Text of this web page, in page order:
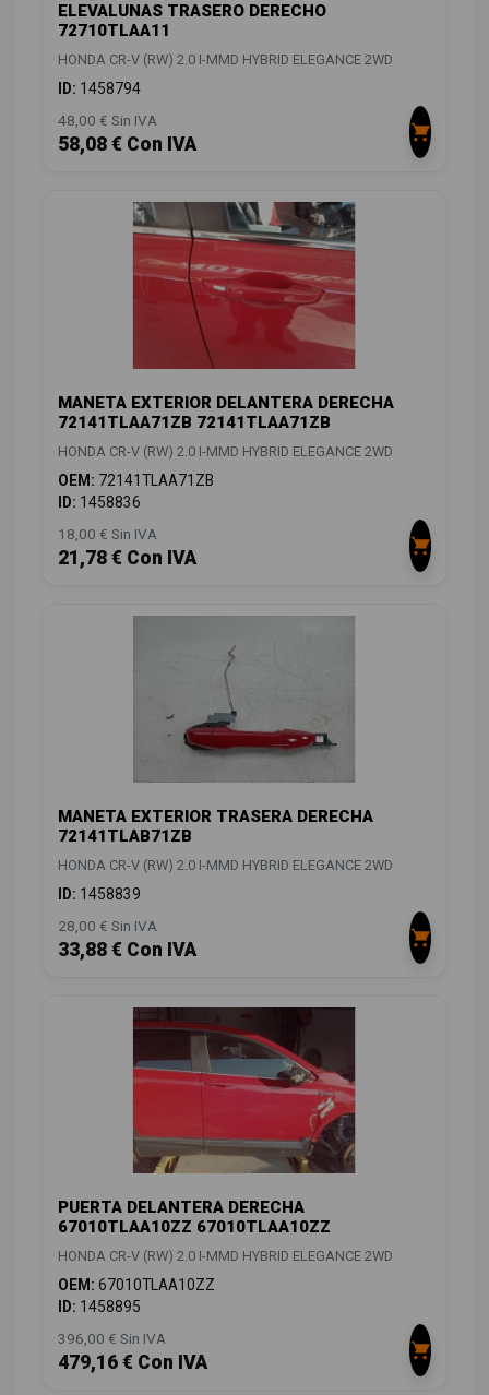
ELEVALUNAS TRASERO DERECHO
72710TLAA11
HONDA CR-V (RW) 2.0 I-MMD HYBRID ELEGANCE 2WD
ID: 1458794
48,00 € Sin IVA
58,08 € Con IVA
MANETA EXTERIOR DELANTERA DERECHA
72141TLAA71ZB 72141TLAA71ZB
HONDA CR-V (RW) 2.0 I-MMD HYBRID ELEGANCE 2WD
OEM: 72141TLAA71ZB
ID: 1458836
18,00 € Sin IVA
21,78 € Con IVA
MANETA EXTERIOR TRASERA DERECHA
72141TLAB71ZB
HONDA CR-V (RW) 2.0 I-MMD HYBRID ELEGANCE 2WD
ID: 1458839
28,00 € Sin IVA
33,88 € Con IVA
PUERTA DELANTERA DERECHA
67010TLAA10ZZ 67010TLAA10ZZ
HONDA CR-V (RW) 2.0 I-MMD HYBRID ELEGANCE 2WD
OEM: 67010TLAA10ZZ
ID: 1458895
396,00 € Sin IVA
479,16 € Con IVA